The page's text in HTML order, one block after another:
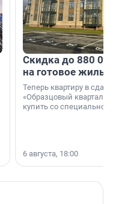
Скидка до 880
на готовое
Теперь квартиру в
«Образцовый квартал
купить со специальной
6 августа, 18:00